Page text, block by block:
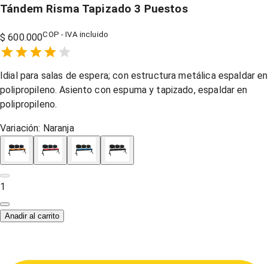
Tándem Risma Tapizado 3 Puestos
$ 600.000COP - IVA incluido
1 Star,
2 Stars,
3 Stars,
4 Stars,
5 Stars,
Idial para salas de espera; con estructura metálica espaldar en
polipropileno. Asiento con espuma y tapizado, espaldar en
polipropileno.
Variación: Naranja
1
Anadir al carrito